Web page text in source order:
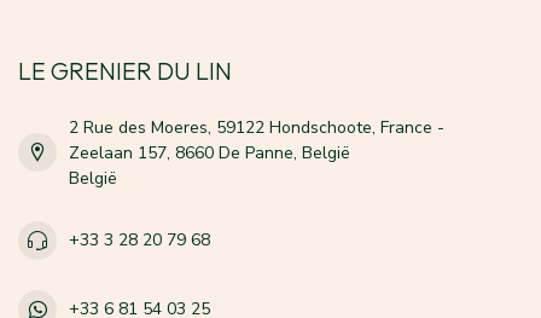
LE GRENIER DU LIN
2 Rue des Moeres, 59122 Hondschoote, France -
Zeelaan 157, 8660 De Panne, België
België
+33 3 28 20 79 68
+33 6 81 54 03 25